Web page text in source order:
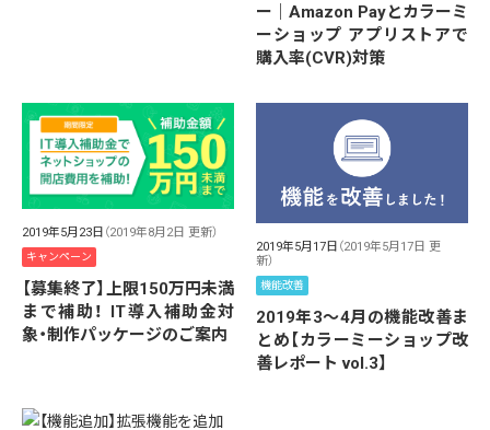
ー｜Amazon Payとカラーミ
ーショップ アプリストアで
購入率(CVR)対策
2019年5月23日 （2019年8月2日 更新）
キャンペーン
【募集終了】上限150万円未満
まで補助！ IT導入補助金対
象・制作パッケージのご案内
2019年5月17日 （2019年5月17日 更
新）
機能改善
2019年3～4月の機能改善ま
とめ【カラーミーショップ改
善レポート vol.3】